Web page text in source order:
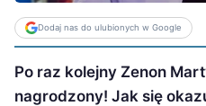
Dodaj nas do ulubionych w Google
Po raz kolejny Zenon
nagrodzony! Jak się